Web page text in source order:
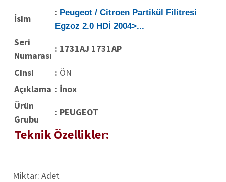
İsim
: Peugeot / Citroen Partikül Filitresi
Egzoz 2.0 HDİ 2004>...
Seri
Numarası
: 1731AJ 1731AP
Cinsi : ÖN
Açıklama : İnox
Ürün
Grubu
: PEUGEOT
Teknik Özellikler:
Miktar: Adet